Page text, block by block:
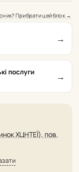
Прибрати цей блок →
→
послуги →
ХЦНТЕЇ), пов.